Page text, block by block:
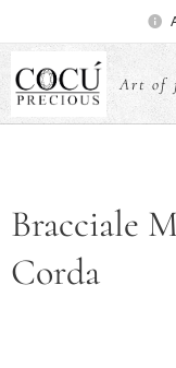
Art of
Bracciale
Corda